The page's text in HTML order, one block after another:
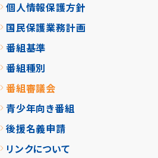
個人情報保護方針
国民保護業務計画
番組基準
番組種別
番組審議会
青少年向き番組
後援名義申請
リンクについて